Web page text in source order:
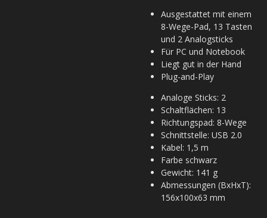
Ausgestattet mit einem
8-Wege-Pad, 13 Tasten
und 2 Analogsticks
Für PC und Notebook
Liegt gut in der Hand
Plug-and-Play
Analoge Sticks: 2
Schaltflächen: 13
Richtungspad: 8-Wege
Schnittstelle: USB 2.0
Kabel: 1,5 m
Farbe schwarz
Gewicht: 141 g
Abmessungen (BxHxT):
156x100x63 mm